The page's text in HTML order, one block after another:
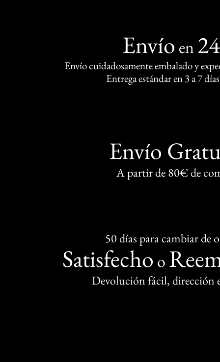
Envío en
Envío cuidadosamente embalado y
Entrega estándar en 3 a 7
Envío
A partir de 80€ de
50 días para cambiar de
Satisfecho o
Devolución fácil, dirección